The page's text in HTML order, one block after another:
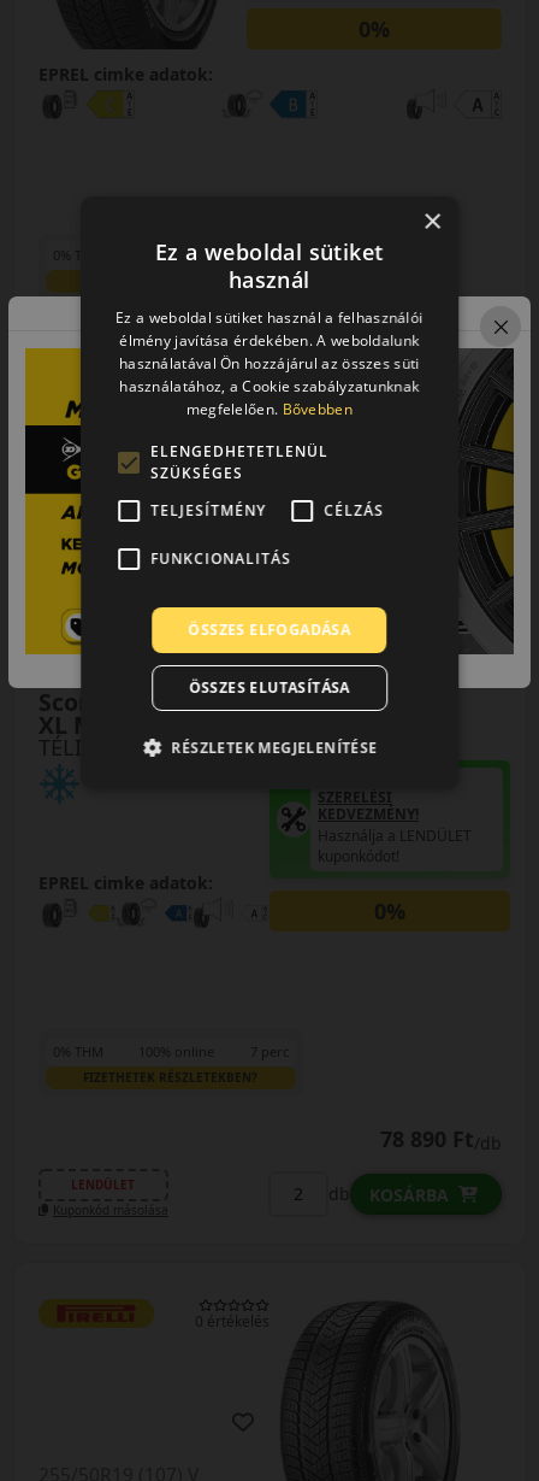
0%
EPREL cimke adatok:
100% online 7 perc
FIZETHETEK RÉSZLETEKBEN?
75 990 Ft
75 690 Ft/db
LENDÜLET
Kuponkód másolása
db KOSÁRBA
TÉLI GUMI
Scorpion Winter2
XL MO1
255/50R19 (107) V
EPREL cimke adatok:
SZERELÉSI
KEDVEZMÉNY!
Használja a LENDÜLET
kuponkódot!
0%
0% THM 100% online 7 perc
FIZETHETEK RÉSZLETEKBEN?
78 890 Ft/db
LENDÜLET
Kuponkód másolása
db KOSÁRBA
0 értékelés
×
Ez a weboldal sütiket
használ
Ez a weboldal sütiket használ a felhasználói
élmény javítása érdekében. A weboldalunk
használatával Ön hozzájárul az összes süti
használatához, a Cookie szabályzatunknak
megfelelően. Bővebben
ELENGEDHETETLENÜL
SZÜKSÉGES
TELJESÍTMÉNY
CÉLZÁS
FUNKCIONALITÁS
ÖSSZES ELFOGADÁSA
ÖSSZES ELUTASÍTÁSA
RÉSZLETEK MEGJELENÍTÉSE